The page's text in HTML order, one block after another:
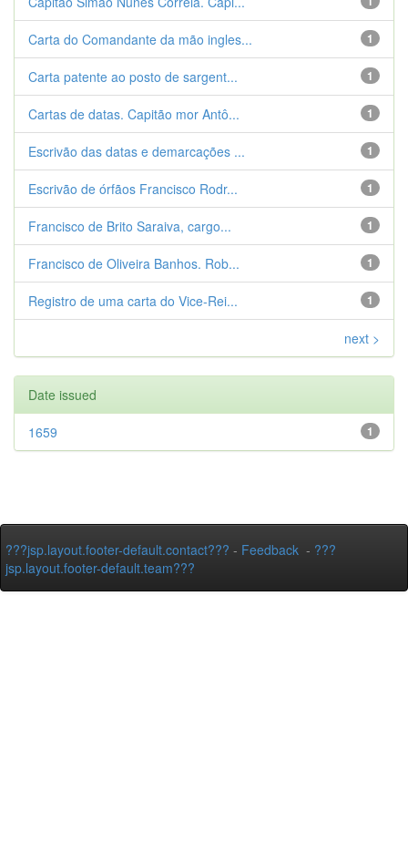
1
Carta do Comandante da mão ingles...
1
Carta patente ao posto de sargent...
1
Cartas de datas. Capitão mor Antô...
1
Escrivão das datas e demarcações ...
1
Escrivão de órfãos Francisco Rodr...
1
Francisco de Brito Saraiva, cargo...
1
Francisco de Oliveira Banhos. Rob...
1
Registro de uma carta do Vice-Rei...
next >
Date issued
1
1659
???jsp.layout.footer-default.contact??? - Feedback - ???
jsp.layout.footer-default.team???